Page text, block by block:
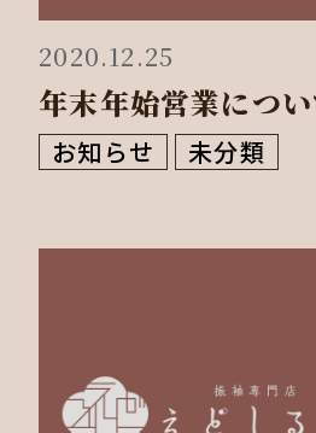
2020.12.25
年末年始営業につ
お知らせ 未分類